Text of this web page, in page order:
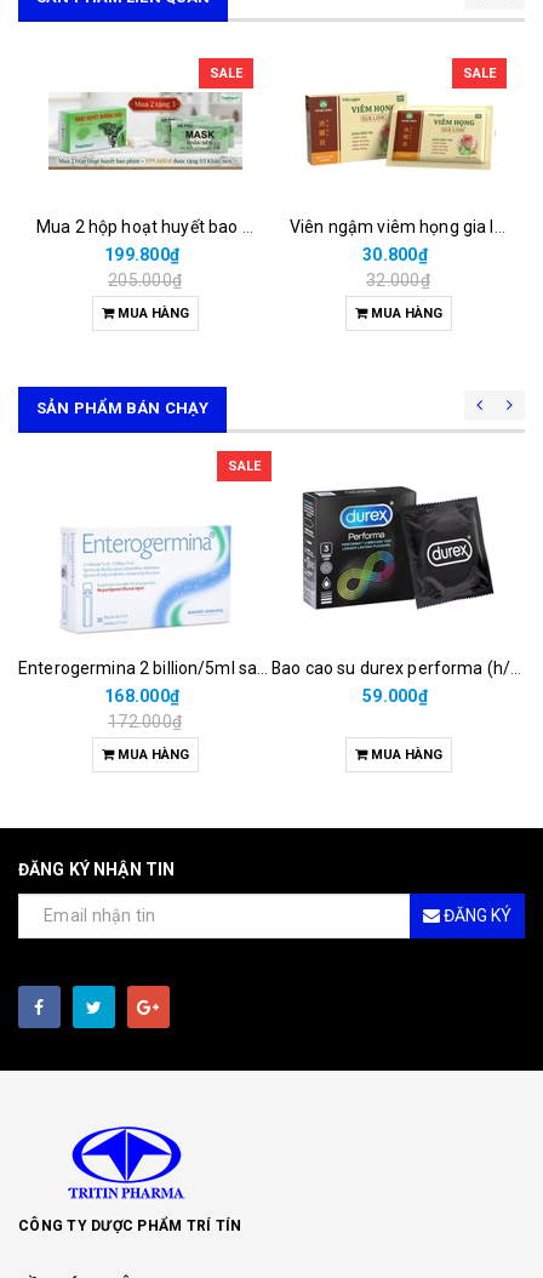
SALE
199.800₫
205.000₫
MUA HÀNG
SALE
30.800₫
32.000₫
MUA HÀNG
SẢN PHẨM BÁN CHẠY
SALE
168.000₫
172.000₫
MUA HÀNG
59.000₫
MUA HÀNG
ĐĂNG KÝ NHẬN TIN
ĐĂNG KÝ
CÔNG TY DƯỢC PHẨM TRÍ TÍN